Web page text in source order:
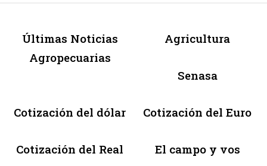
Últimas Noticias
Agropecuarias
Agricultura
Senasa
Cotización del dólar Cotización del Euro
Cotización del Real El campo y vos